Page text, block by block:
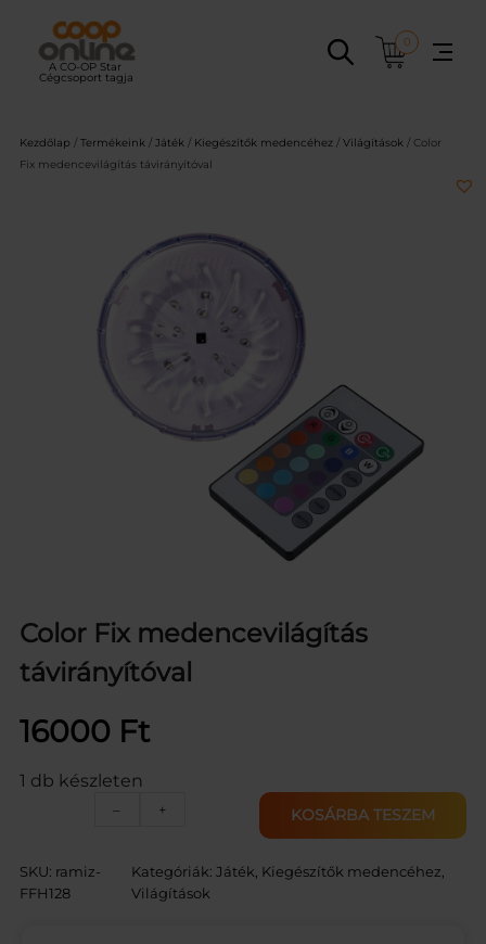
tartalomhoz
0
Kezdőlap / Termékeink / Játék / Kiegészítők medencéhez / Világítások / Color
Fix medencevilágítás távirányítóval
Color Fix medencevilágítás
távirányítóval
16000 Ft
1 db készleten
–
o
r
+ KOSÁRBA TESZEM
SKU: ramiz-
FFH128
Kategóriák:Játék Kiegészítők medencéhez
Világítások